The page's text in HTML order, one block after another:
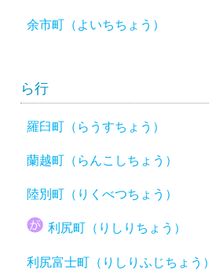
余市町（よいちちょう）
ら行
羅臼町（らうすちょう）
蘭越町（らんこしちょう）
陸別町（りくべつちょう）
利尻町（りしりちょう）
利尻富士町（りしりふじちょう）